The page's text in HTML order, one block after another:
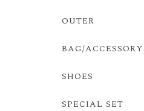
OUTER
BAG/ACCESSORY
SHOES
SPECIAL SET